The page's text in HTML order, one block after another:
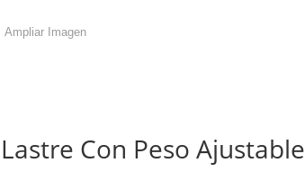
Ampliar Imagen
Con Peso Ajustable